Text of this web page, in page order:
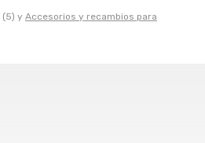
(5) y Accesorios y recambios para